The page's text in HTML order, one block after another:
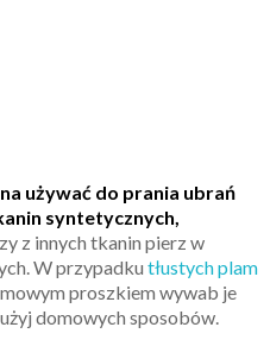
używać do prania ubrań
syntetycznych,
z innych tkanin pierz w
W przypadku tłustych plam
proszkiem wywab je
domowych sposobów.